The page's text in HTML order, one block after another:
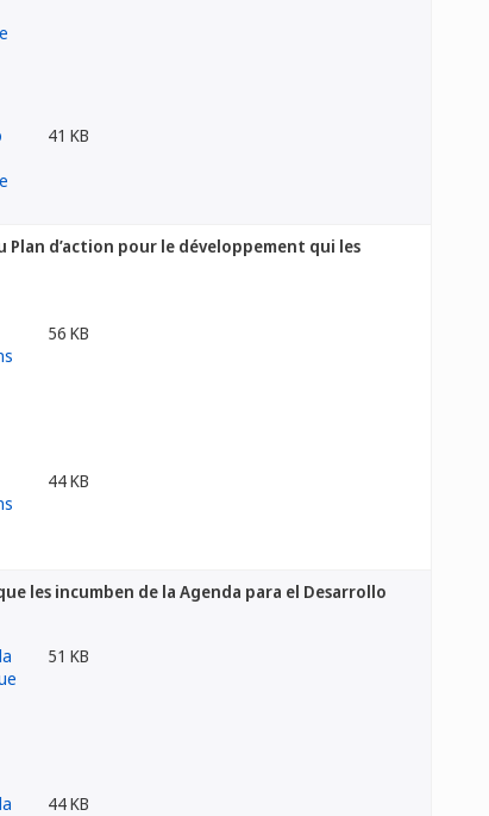
41 KB
d’action pour le développement qui les
56 KB
44 KB
les incumben de la Agenda para el Desarrollo
51 KB
44 KB